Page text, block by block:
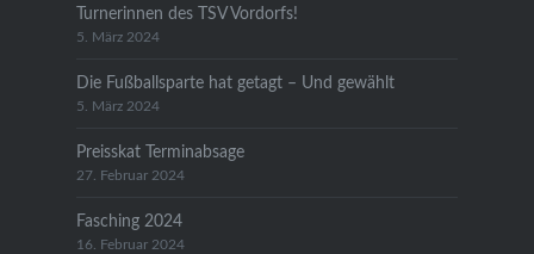
Turnerinnen des TSV Vordorfs!
5. März 2024
Die Fußballsparte hat getagt – Und gewählt
5. März 2024
Preisskat Terminabsage
27. Februar 2024
Fasching 2024
16. Februar 2024